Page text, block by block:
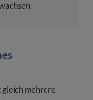
mehrere